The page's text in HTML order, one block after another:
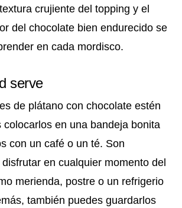
crujiente del topping y el
del chocolate bien endurecido se
en cada mordisco.
serve
de plátano con chocolate estén
colocarlos en una bandeja bonita
con un café o un té. Son
en cualquier momento del
merienda, postre o un refrigerio
también puedes guardarlos